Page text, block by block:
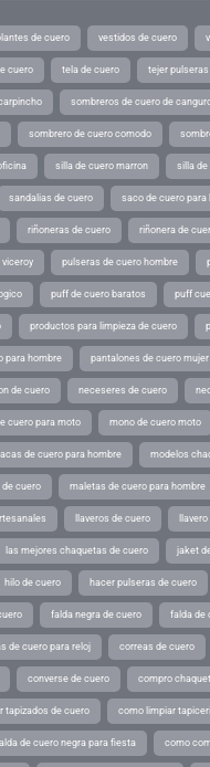
de cuero vestidos de cuero
cuero tela de cuero tejer
sombreros de cuero de
sombrero de cuero comodo
silla de cuero marron silla de
sandalias de cuero saco de cuero para
riñoneras de cuero riñonera de
pulseras de cuero hombre
puff de cuero baratos puff
productos para limpieza de cuero
para hombre pantalones de cuero mujer
de cuero neceseres de cuero
cuero para moto mono de cuero moto
de cuero para hombre modelos
cuero maletas de cuero para hombre
llaveros de cuero
las mejores chaquetas de cuero jaket
hilo de cuero hacer pulseras de cuero
falda negra de cuero falda de
de cuero para reloj correas de cuero
converse de cuero compro
tapizados de cuero como limpiar
de cuero negra para fiesta como